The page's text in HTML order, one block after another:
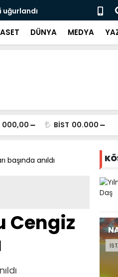
Doğubayazıt
Süreci Başladı
DÜNYA MEDYA
000,00 BİST 00.000
anıldı
Cengiz